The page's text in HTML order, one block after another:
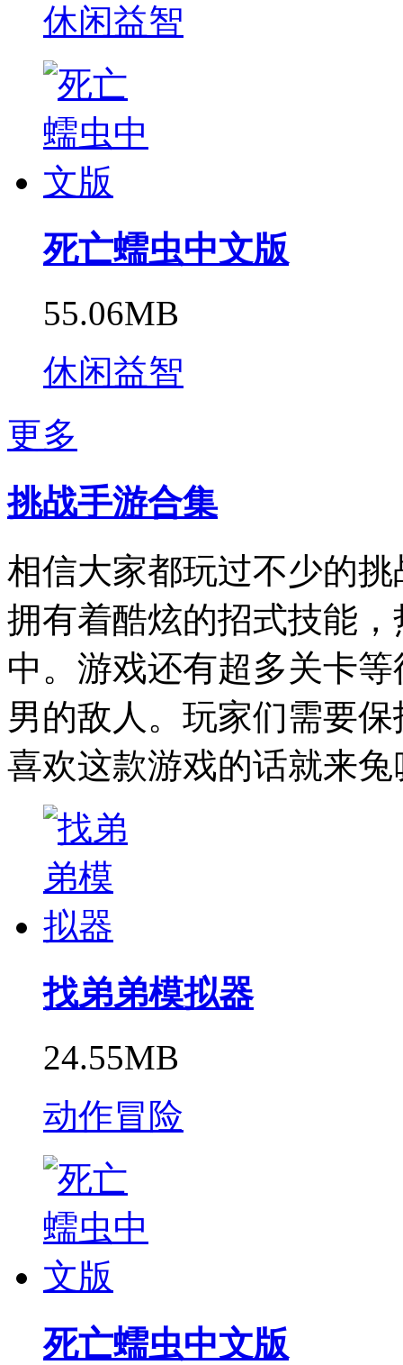
休闲益智
死亡蠕虫中文版
55.06MB
休闲益智
更多
挑战手游合集
相信大家都玩过不少的
拥有着酷炫的招式技能
中。游戏还有超多关卡
男的敌人。玩家们需要
喜欢这款游戏的话就来
找弟弟模拟器
24.55MB
动作冒险
死亡蠕虫中文版